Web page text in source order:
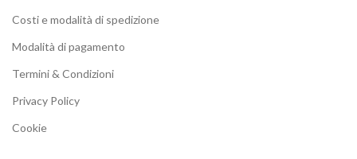
Costi e modalità di spedizione
Modalità di pagamento
Termini & Condizioni
Privacy Policy
Cookie